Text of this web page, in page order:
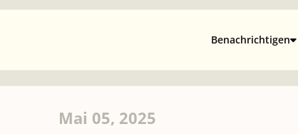
Benachrichtigen
Mai 05, 2025